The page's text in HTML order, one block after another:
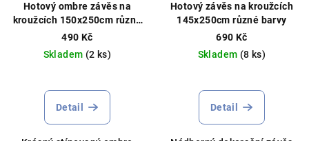
Hotový ombre závěs na
kroužcích 150x250cm různé
barvy
490 Kč
Skladem (2 ks)
hodnocení
produktu
Detail
Hotový závěs na kroužcích
145x250cm různé barvy
690 Kč
Skladem (8 ks)
Detail